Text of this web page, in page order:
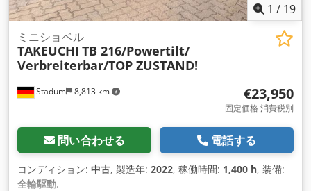
1 / 19
Stadum 8,813 km
ミニショベル
TAKEUCHI TB 216/Powertilt/
Verbreiterbar/TOP ZUSTAND!
€23,950
固定価格 消費税別
問い合わせる 電話する
コンディション: 中古, 製造年: 2022, 稼働時間: 1,400 h, 装備:
全輪駆動,